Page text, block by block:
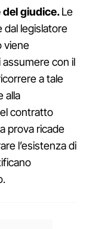
del giudice.Le
dal legislatore
viene
assumere con il
a tale
alla
contratto
prova ricade
l’esistenza di